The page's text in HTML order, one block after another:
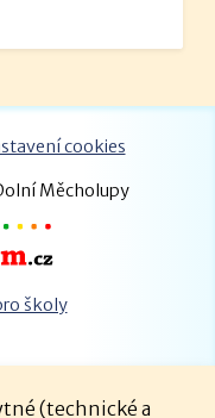
cookies
Měcholupy
školy
(technické a